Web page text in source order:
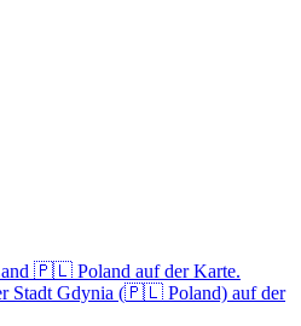
🇵🇱 Poland auf der Karte.
Stadt Gdynia (🇵🇱 Poland) auf der